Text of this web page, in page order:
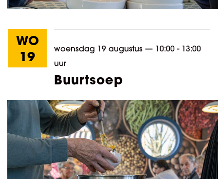
WO
19
woensdag 19 augustus — 10:00 - 13:00
uur
Buurtsoep